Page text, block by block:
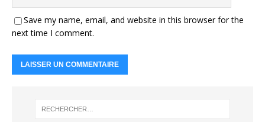
Save my name, email, and website in this browser for the
next time I comment.